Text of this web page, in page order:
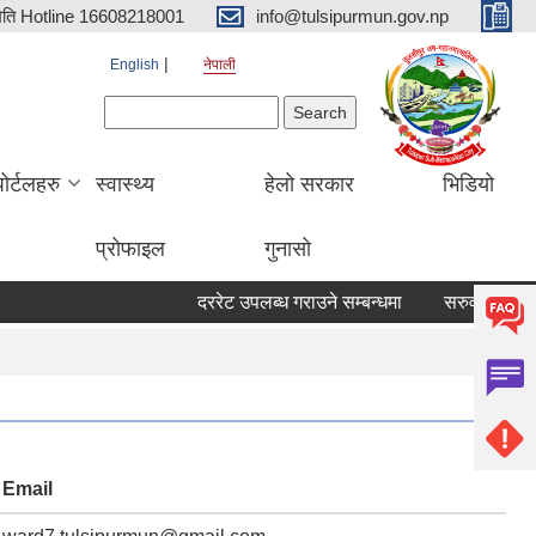
Hotline 16608218001 info@tulsipurmun.gov.np
English नेपाली
स्वास्थ्य
प्रोफाइल
हेलो सरकार
गुनासो
भिडियो
दररेट उपलब्ध गराउने सम्बन्धमा सरुवा सहमतिका
Email